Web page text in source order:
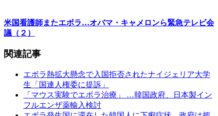
米国看護師またエボラ…オバマ・キャメロンら緊急テレビ会
議（２）
関連記事
エボラ熱拡大懸念で入国拒否されたナイジェリア大学
生「国連人権委に提訴」
「マウス実験でエボラ治療」 …韓国政府、日本製イン
フルエンザ薬輸入検討